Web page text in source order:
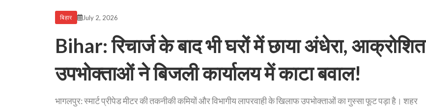
बिहार July 2, 2026
Bihar: रिचार्ज के बाद भी घरों में छाया अंधेरा, आक्रोशित
उपभोक्ताओं ने बिजली कार्यालय में काटा बवाल!
भागलपुर: स्मार्ट प्रीपेड मीटर की तकनीकी कमियों और विभागीय लापरवाही के खिलाफ उपभोक्ताओं का गुस्सा फूट पड़ा है। शहर